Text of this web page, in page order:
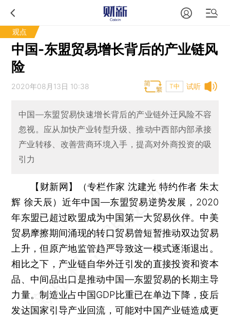
观点
中国-东盟贸易增长背后的产业链风
险
试听
2020年08月13日 10:38 T中
中国—东盟贸易快速增长背后的产业链外迁风险不容
忽视。应从加快产业转型升级、推动中西部内部承接
产业转移、改善营商环境入手，提高对外商投资的吸
引力
【财新网】（专栏作家 沈建光 特约作者 朱太
辉 徐天辰）近年中国—东盟贸易逆势发展，2020
年东盟已超过欧盟成为中国第一大贸易伙伴。中美
贸易摩擦期间涌现的转口贸易曾短暂推动双边贸易
上升，但原产地监管趋严导致这一模式逐渐退出。
相比之下，产业链自华外迁引发的直接投资和资本
品、中间品出口是推动中国—东盟贸易的长期主导
力量。制造业占中国GDP比重已在单边下降，疫后
发达国家引导产业回流，可能对中国产业链造成更